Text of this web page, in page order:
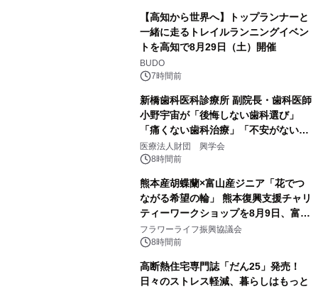
【高知から世界へ】トップランナーと
一緒に走るトレイルランニングイベン
トを高知で8月29日（土）開催
BUDO
7時間前
新橋歯科医科診療所 副院長・歯科医師
小野宇宙が「後悔しない歯科選び」
「痛くない歯科治療」「不安がない治
療計画」をテーマに専門監修
医療法人財団 興学会
8時間前
熊本産胡蝶蘭×富山産ジニア「花でつ
ながる希望の輪」 熊本復興支援チャリ
ティーワークショップを8月9日、富
山・射水で開催
フラワーライフ振興協議会
8時間前
高断熱住宅専門誌「だん25」発売！
日々のストレス軽減、暮らしはもっと